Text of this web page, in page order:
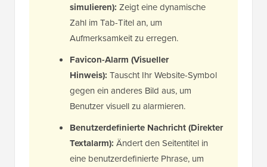
simulieren): Zeigt eine dynamische
Zahl im Tab-Titel an, um
Aufmerksamkeit zu erregen.
Favicon-Alarm (Visueller
Hinweis): Tauscht Ihr Website-Symbol
gegen ein anderes Bild aus, um
Benutzer visuell zu alarmieren.
Benutzerdefinierte Nachricht (Direkter
Textalarm): Ändert den Seitentitel in
eine benutzerdefinierte Phrase, um